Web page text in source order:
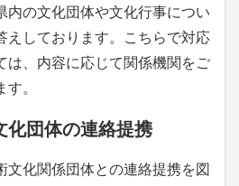
内の文化団体や文化行事につい
えしております。こちらで対応
は、内容に応じて関係機関をご
。
化団体の連絡提携
文化関係団体との連絡提携を図